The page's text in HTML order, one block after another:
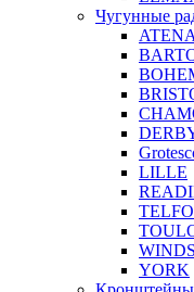
Чугунные
ATENA
LILLE
YORK